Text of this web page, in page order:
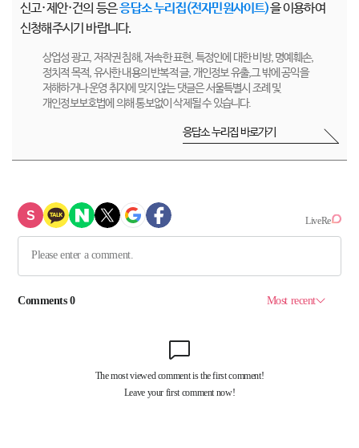
신고·제안·건의 등은응답소 누리집(전자민원사이트)을 이용하여
신청해주시기 바랍니다.
상업성 광고, 저작권 침해, 저속한 표현, 특정인에 대한 비방, 명예훼손,
정치적 목적, 유사한 내용의 반복적 글, 개인정보 유출,그 밖에 공익을
저해하거나 운영 취지에 맞지 않는 댓글은 서울특별시 조례 및
개인정보보호법에 의해 통보없이 삭제될 수 있습니다.
응답소 누리집 바로가기